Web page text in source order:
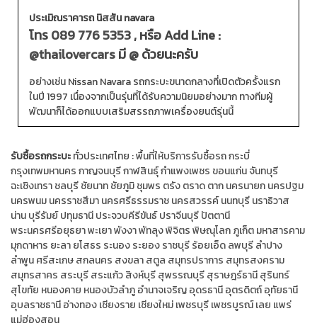
ประเมิณราคารถ นิสสัน navara
โทร089 776 5353, หรือ Add Line :
@thailovercarsมี @ ด้วยนะครับ
อย่างเช่น Nissan Navara รถกระบะขนาดกลางที่เปิดตัวครั้งแรก
ในปี 1997 เนื่องจากเป็นรุ่นที่ได้รับความนิยมอย่างมาก ทางทีมผู้
พัฒนาก็ได้ออกแบบเสริมสรรถภาพเครื่องยนต์รุ่นนี้
รับซื้อรถกระบะทั่วประเทศไทย :พื้นที่ให้บริการรับซื้อรถกระบี่
กรุงเทพมหานครกาญจนบุรีกาฬสินธุ์กำแพงเพชร ขอนแก่นจันทบุรี
ฉะเชิงเทราชลบุรีชัยนาทชัยภูมิชุมพร ตรังตราดตากนครนายกนครปฐม
นครพนมนครราชสีมานครศรีธรรมราชนครสวรรค์นนทบุรีนราธิวาส
น่านบุรีรัมย์ปทุมธานีประจวบคีรีขันธ์ปราจีนบุรีปัตตานี
พระนครศรีอยุธยาพะเยาพังงาพัทลุงพิจิตรพิษณุโลกภูเก็ตมหาสารคาม
มุกดาหาร ยะลายโสธร ระนองระยองราชบุรีร้อยเอ็ดลพบุรีลำปาง
ลำพูนศรีสะเกษสกลนคร สงขลาสตูล สมุทรปราการ สมุทรสงคราม
สมุทรสาคร สระบุรีสระแก้วสิงห์บุรีสุพรรณบุรีสุราษฎร์ธานีสุรินทร์
สุโขทัย หนองคาย หนองบัวลำภูอำนาจเจริญอุดรธานีอุตรดิตถ์อุทัยธานี
อุบลราชธานีอ่างทองเชียงราย เชียงใหม่เพชรบุรีเพชรบูรณ์เลย แพร่
แม่ฮ่องสอน